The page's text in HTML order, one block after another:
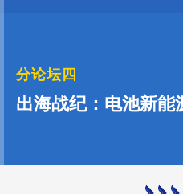
分论坛四
出海战纪：电池新能